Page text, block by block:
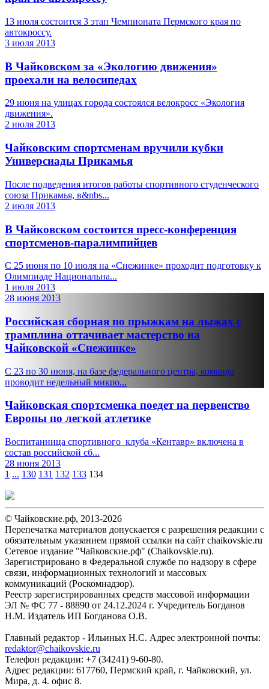
13 июля состоится 3 этап Чемпионата Пермского края по
автокроссу.
3 июля 2013
В Чайковском за «Экологию движения»
проехали на велосипедах
29 июня на улицах города состоялся велокросс «Экология
движения».
2 июля 2013
Чайковским спортсменам вручили кубки
Универсиады Прикамья
После подведения итогов работы спортивного студенческого
союза Прикамья, в&nbs...
2 июля 2013
В Чайковском состоится пресс-конференция
спортсменов-паралимпийцев
C 25 июня по 10 июля на «Снежинке» проходит подготовку к
Олимпиаде Национальна...
1 июля 2013
28 июня 2013
Российская сборная по прыжкам на лыжах с
трамплина оттачивает мастерство на
Чайковской «Снежинке»
С 23 по 30 июня, на базе федерального центра, команда
проводит недельный микро...
Чайковская спортсменка поедет на первенство
Европы по легкой атлетике
Воспитанница спортивного клуба «Кентавр» включена в
состав российской сб...
28 июня 2013
1 ... 130 131 132 133 134
© Чайковские.рф, 2013-2026
Перепечатка материалов допускается с разрешения редакции с
обязательным указанием прямой ссылки на сайт chaikovskie.ru
Сетевое издание "Чайковские.рф" (Chaikovskie.ru).
Зарегистрировано в Федеральной службе по надзору в сфере
связи, информационных технологий и массовых
коммуникаций (Роскомнадзор).
Реестр зарегистрированных средств массовой информации
ЭЛ № ФС 77 - 88890 от 24.12.2024 г. Учредитель Богданов
Н.М. Издатель ИП Богданова О.В.
Главный редактор - Ильиных Н.С. Адрес электронной почты:
redaktor@chaikovskie.ru
Телефон редакции: +7 (34241) 9-60-80.
Адрес редакции: 617760, Пермский край, г. Чайковский, ул.
Мира, д. 4. офис 8.